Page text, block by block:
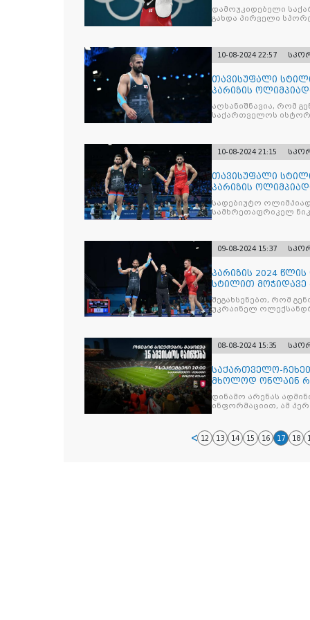
დამოუკიდებელი
გახდა პირველი
10-08-2024 22:57
თავისუფალი
პარიზის
აღსანიშნავია, რომ
საქართველოს
10-08-2024 21:15
თავისუფალი
პარიზის
სადებიუტო
სამხრეთაფრიკელ
09-08-2024 15:37
პარიზის 2024
სტილით მოჭიდავე
ნახევარფინალში
შეგახსენებთ, რომ
უკრაინელ ოლექსანდრ
08-08-2024 15:35
საქართველო-
მხოლოდ ონლაინ
რეალიზაცია 15
დინამო არენას
ინფორმაციით, ამ
12 13 14 15 16 17 18